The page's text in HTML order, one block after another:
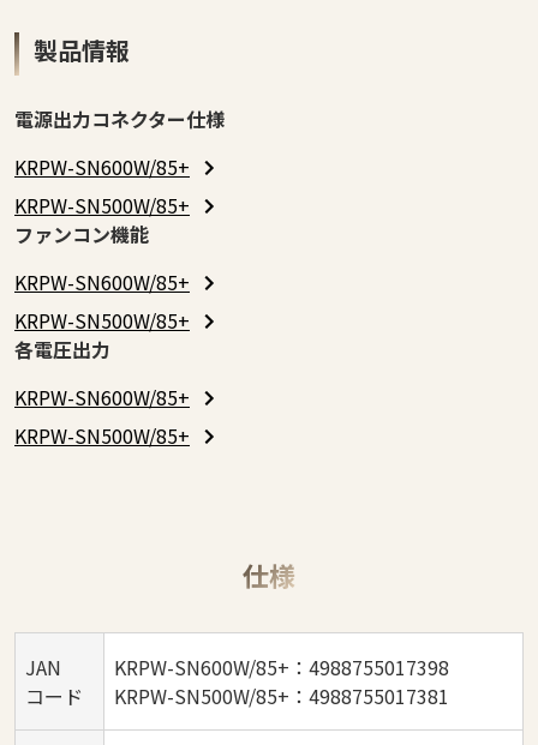
製品情報
電源出力コネクター仕様
KRPW-SN600W/85+
KRPW-SN500W/85+
ファンコン機能
KRPW-SN600W/85+
KRPW-SN500W/85+
各電圧出力
KRPW-SN600W/85+
KRPW-SN500W/85+
仕様
JAN
コード
KRPW-SN600W/85+：4988755017398
KRPW-SN500W/85+：4988755017381